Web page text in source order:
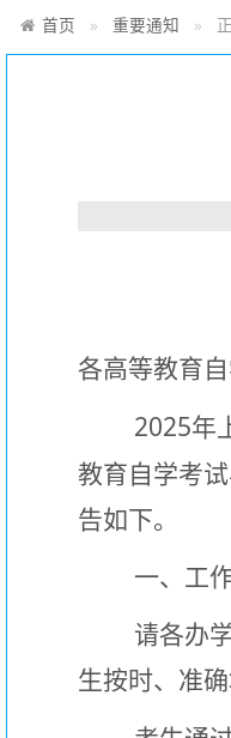
首页 重要通知
各高等教育
2025年
教育自学考
告如下。
一、工
请各办
生按时、准